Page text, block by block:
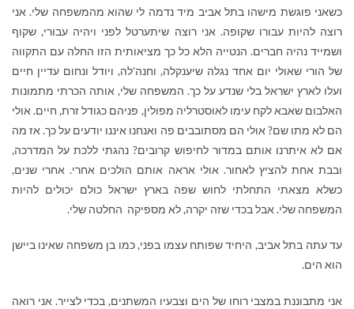
כשאני פוגשת מישהו בתל אביב מיד נדמה לי שהוא מהמשפחה שלי. אני
רוצה להיות עבורו שקופה. אני רוצה שיתערטל לפני ויהיה עבורי, שקוף
ושמייד נהיה חברים. הנטייה הלא כל כך מציאותית הזו החלה עם התקווה
של הורי שאולי יום אחד נגלה שיענקלה, וחנה'לה, ויודל ונחום עדיין חיים
ועלו לארץ ישראל בלי שנדע על כך. המשפחה שלי, אותה הכרתי מתמונות
האלבום שאבא לקח עימו לאוסטרליה מפולין, פניהם כגודל זרת, חיים. אולי
הם לא מתו שם? אולי הם מסתובבים פה ואנחנו איננו יודעים על כך. אז מה
אם לא איתרנו אותם במדור לחיפוש קרובים? נהגתי ללכת על המדרכה,
ובבת אחת להציץ לאחור. אולי אראה אותם הולכים אחרי. אחרי שנים,
כשלא מצאתי התחלתי לחוש שפה בארץ ישראל כולם יכולים להיות
המשפחה שלי. אבל בכדי שזה יקרה, לא מספיקה החלטה שלי.
עד עתה בתל אביב, היחיד שפותח עצמו בפני, כמו בן משפחה שאינו ביישן
הוא הים.
אני מתבוננת במצבי רוחו של הים וצבעיו המשתנים, בכדי לצייר. אני רואה